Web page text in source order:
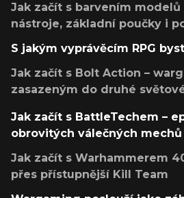
Jak začít s barvením modelů
nástroje, základní poučky i
S jakým vyprávěcím RPG
Jak začít s Bolt Action –
zasazeným do druhé
Jak začít s BattleTechem –
obrovitých válečných mechů
Jak začít s Warhammerem
přes přístupnější Kill Team